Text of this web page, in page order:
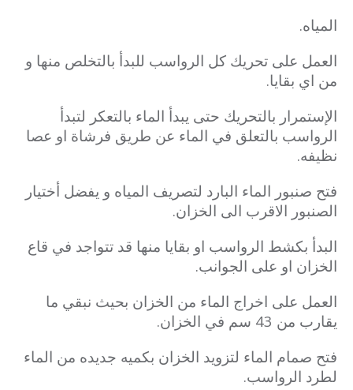
المياه.
العمل على تحريك كل الرواسب للبدأ بالتخلص منها و
من اي بقايا.
الإستمرار بالتحريك حتى يبدأ الماء بالتعكر لتبدأ
الرواسب بالتعلق في الماء عن طريق فرشاة او عصا
نظيفه.
فتح صنبور الماء البارد لتصريف المياه و يفضل أختيار
الصنبور الاقرب الى الخزان.
البدأ بكشط الرواسب او بقايا منها قد تتواجد في قاع
الخزان او على الجوانب.
العمل على اخراج الماء من الخزان بحيث نبقي ما
يقارب من 43 سم في الخزان.
فتح صمام الماء لتزويد الخزان بكميه جديده من الماء
لطرد الرواسب.